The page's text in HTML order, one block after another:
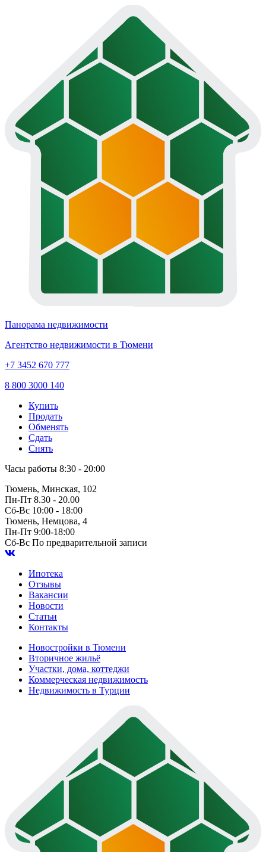
Панорама недвижимости
Агентство недвижимости в Тюмени
+7 3452 670 777
8 800 3000 140
Купить
Продать
Обменять
Сдать
Снять
Часы работы 8:30 - 20:00
Тюмень, Минская, 102
Пн-Пт 8.30 - 20.00
Сб-Вс 10:00 - 18:00
Тюмень, Немцова, 4
Пн-Пт 9:00-18:00
Сб-Вс По предварительной записи
Ипотека
Отзывы
Вакансии
Новости
Статьи
Контакты
Новостройки в Тюмени
Вторичное жильё
Участки, дома, коттеджи
Коммерческая недвижимость
Недвижимость в Турции